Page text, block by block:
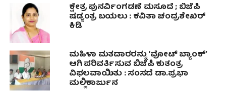
ಕ್ಷೇತ್ರ ಪುನರ್ವಿಂಗಡಣೆ ಮಸೂದೆ ; ಬಿಜೆಪಿ
ಷಡ್ಯಂತ್ರ ಬಯಲು : ಕವಿತಾ ಚಂದ್ರಶೇಖರ್
ಕಿಡಿ
ಮಹಿಳಾ ಮತದಾರರನ್ನು ‘ವೋಟ್ ಬ್ಯಾಂಕ್’
ಆಗಿ ಪರಿವರ್ತಿಸುವ ಬಿಜೆಪಿ ಕುತಂತ್ರ
ವಿಫಲವಾಯಿತು : ಸಂಸದೆ ಡಾ.ಪ್ರಭಾ
ಮಲ್ಲಿಕಾರ್ಜುನ